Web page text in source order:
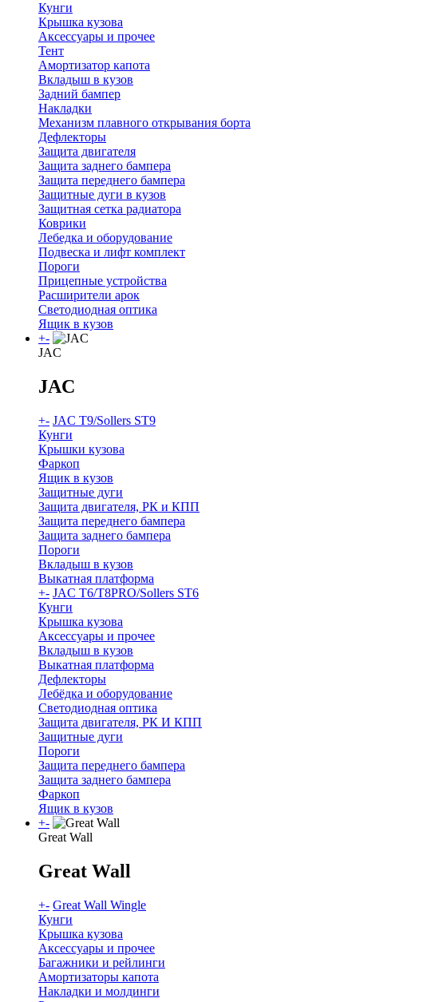
Кунги
Крышка кузова
Аксессуары и прочее
Тент
Амортизатор капота
Вкладыш в кузов
Задний бампер
Накладки
Механизм плавного открывания борта
Дефлекторы
Защита двигателя
Защита заднего бампера
Защита переднего бампера
Защитные дуги в кузов
Защитная сетка радиатора
Коврики
Лебедка и оборудование
Подвеска и лифт комплект
Пороги
Прицепные устройства
Расширители арок
Светодиодная оптика
Ящик в кузов
+-
JAC
JAC
+- JAC T9/Sollers ST9
Кунги
Крышки кузова
Фаркоп
Ящик в кузов
Защитные дуги
Защита двигателя, РК и КПП
Защита переднего бампера
Защита заднего бампера
Пороги
Вкладыш в кузов
Выкатная платформа
+- JAC T6/T8PRO/Sollers ST6
Кунги
Крышка кузова
Аксессуары и прочее
Вкладыш в кузов
Выкатная платформа
Дефлекторы
Лебёдка и оборудование
Светодиодная оптика
Защита двигателя, РК И КПП
Защитные дуги
Пороги
Защита переднего бампера
Защита заднего бампера
Фаркоп
Ящик в кузов
+-
Great Wall
Great Wall
+- Great Wall Wingle
Кунги
Крышка кузова
Аксессуары и прочее
Багажники и рейлинги
Амортизаторы капота
Накладки и молдинги